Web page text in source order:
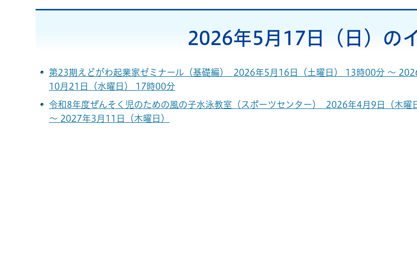
2026年5月17日（日）の
第23期えどがわ起業家ゼミナール（基礎編） 2026年5月16日（土曜日） 13時00分 ～
10月21日（水曜日） 17時00分
令和8年度ぜんそく児のための風の子水泳教室（スポーツセンター） 2026年4月9日（木曜
～ 2027年3月11日（木曜日）